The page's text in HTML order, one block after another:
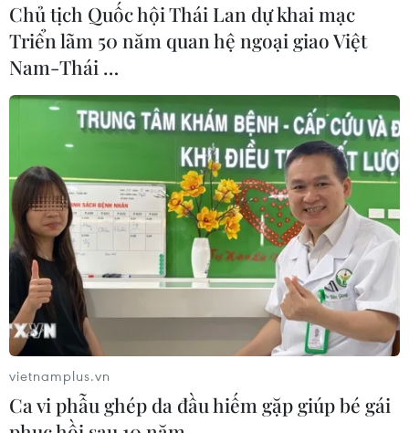
Chủ tịch Quốc hội Thái Lan dự khai mạc
Triển lãm 50 năm quan hệ ngoại giao Việt
Nam-Thái …
vietnamplus.vn
Ca vi phẫu ghép da đầu hiếm gặp giúp bé gái